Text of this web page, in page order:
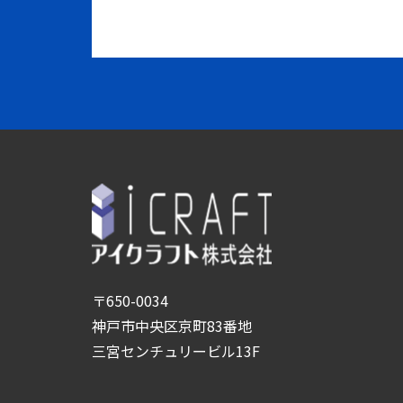
〒650-0034
神戸市中央区京町83番地
三宮センチュリービル13F